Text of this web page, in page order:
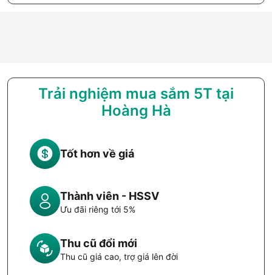
Trải nghiệm mua sắm 5T tại
Hoàng Hà
Tốt hơn về giá
Thành viên - HSSV
Ưu đãi riêng tới 5%
Thu cũ đổi mới
Thu cũ giá cao, trợ giá lên đời